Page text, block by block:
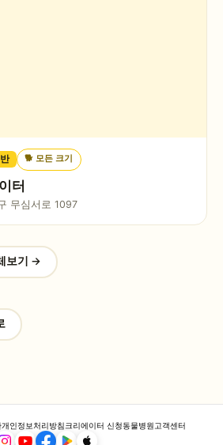
🐕모든 크기
터
무심서로 1097
보기 →
개인정보처리방침크리에이터 신청동물병원고객센터